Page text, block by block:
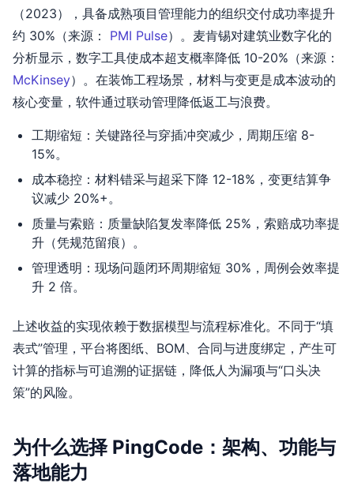
（2023），具备成熟项目管理能力的组织交付成功率提升
约 30%（来源： PMI Pulse）。麦肯锡对建筑业数字化的
分析显示，数字工具使成本超支概率降低 10-20%（来源：
McKinsey）。在装饰工程场景，材料与变更是成本波动的
核心变量，软件通过联动管理降低返工与浪费。
工期缩短：关键路径与穿插冲突减少，周期压缩 8-
15%。
成本稳控：材料错采与超采下降 12-18%，变更结算争
议减少 20%+。
质量与索赔：质量缺陷复发率降低 25%，索赔成功率提
升（凭规范留痕）。
管理透明：现场问题闭环周期缩短 30%，周例会效率提
升 2 倍。
上述收益的实现依赖于数据模型与流程标准化。不同于“填
表式”管理，平台将图纸、BOM、合同与进度绑定，产生可
计算的指标与可追溯的证据链，降低人为漏项与“口头决
策”的风险。
为什么选择 PingCode：架构、功能与
落地能力